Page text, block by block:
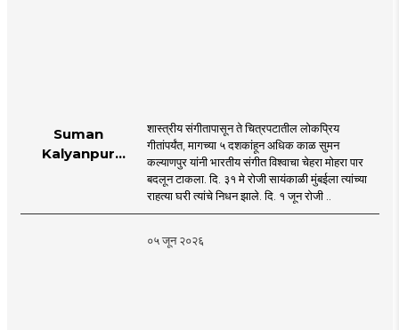
Suman
Kalyanpur
mumbai |
शास्त्रीय संगीतापासून ते चित्रपटातील लोकप्रिय
गीतांपर्यंत, मागच्या ५ दशकांहून अधिक काळ सुमन
कल्याणपुर यांनी भारतीय संगीत विश्वाचा चेहरा मोहरा पार
बदलून टाकला. दि. ३१ मे रोजी सायंकाळी मुंबईला त्यांच्या
राहत्या घरी त्यांचे निधन झाले. दि. १ जून रोजी ..
०५ जून २०२६